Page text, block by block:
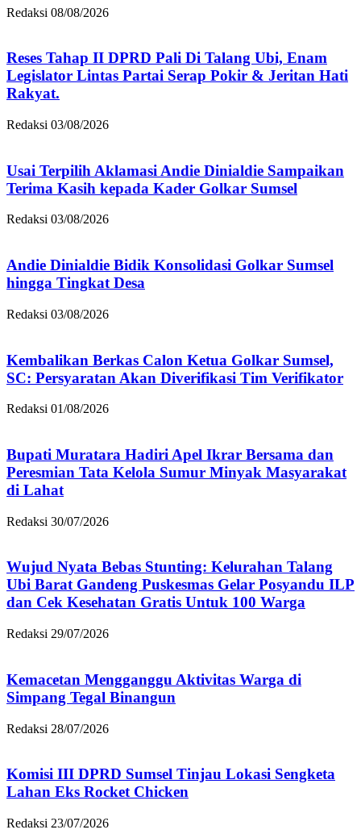
Redaksi 08/08/2026
Reses Tahap II DPRD Pali Di Talang Ubi, Enam
Legislator Lintas Partai Serap Pokir & Jeritan Hati
Rakyat.
Redaksi 03/08/2026
Usai Terpilih Aklamasi Andie Dinialdie Sampaikan
Terima Kasih kepada Kader Golkar Sumsel
Redaksi 03/08/2026
Andie Dinialdie Bidik Konsolidasi Golkar Sumsel
hingga Tingkat Desa
Redaksi 03/08/2026
Kembalikan Berkas Calon Ketua Golkar Sumsel,
SC: Persyaratan Akan Diverifikasi Tim Verifikator
Redaksi 01/08/2026
Bupati Muratara Hadiri Apel Ikrar Bersama dan
Peresmian Tata Kelola Sumur Minyak Masyarakat
di Lahat
Redaksi 30/07/2026
Wujud Nyata Bebas Stunting: Kelurahan Talang
Ubi Barat Gandeng Puskesmas Gelar Posyandu ILP
dan Cek Kesehatan Gratis Untuk 100 Warga
Redaksi 29/07/2026
Kemacetan Mengganggu Aktivitas Warga di
Simpang Tegal Binangun
Redaksi 28/07/2026
Komisi III DPRD Sumsel Tinjau Lokasi Sengketa
Lahan Eks Rocket Chicken
Redaksi 23/07/2026